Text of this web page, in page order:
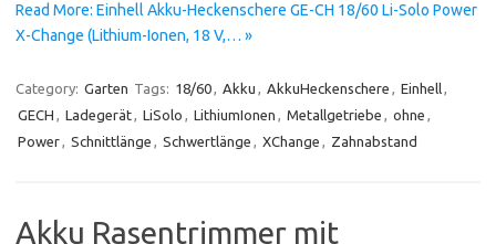
Read More: Einhell Akku-Heckenschere GE-CH 18/60 Li-Solo Power
X-Change (Lithium-Ionen, 18 V,… »
Category: Garten Tags: 18/60, Akku , AkkuHeckenschere , Einhell,
GECH , Ladegerät, LiSolo , LithiumIonen , Metallgetriebe , ohne ,
Power, Schnittlänge , Schwertlänge , XChange , Zahnabstand
Akku Rasentrimmer mit